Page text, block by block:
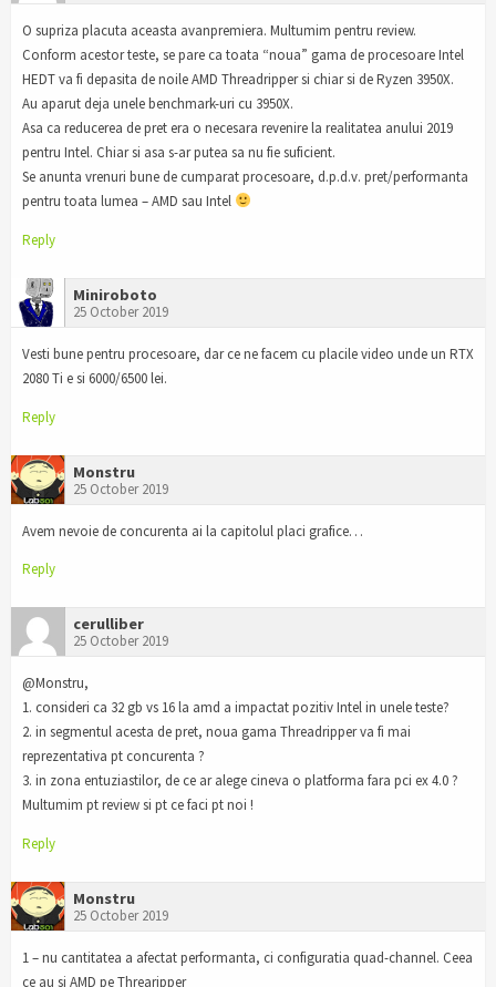
O supriza placuta aceasta avanpremiera. Multumim pentru review.
Conform acestor teste, se pare ca toata “noua” gama de procesoare Intel
HEDT va fi depasita de noile AMD Threadripper si chiar si de Ryzen 3950X.
Au aparut deja unele benchmark-uri cu 3950X.
Asa ca reducerea de pret era o necesara revenire la realitatea anului 2019
pentru Intel. Chiar si asa s-ar putea sa nu fie suficient.
Se anunta vrenuri bune de cumparat procesoare, d.p.d.v. pret/performanta
pentru toata lumea – AMD sau Intel
Reply
Miniroboto
25 October 2019
Vesti bune pentru procesoare, dar ce ne facem cu placile video unde un RTX
2080 Ti e si 6000/6500 lei.
Reply
Monstru
25 October 2019
Avem nevoie de concurenta ai la capitolul placi grafice…
Reply
cerulliber
25 October 2019
@Monstru,
1. consideri ca 32 gb vs 16 la amd a impactat pozitiv Intel in unele teste?
2. in segmentul acesta de pret, noua gama Threadripper va fi mai
reprezentativa pt concurenta ?
3. in zona entuziastilor, de ce ar alege cineva o platforma fara pci ex 4.0 ?
Multumim pt review si pt ce faci pt noi !
Reply
Monstru
25 October 2019
1 – nu cantitatea a afectat performanta, ci configuratia quad-channel. Ceea
ce au si AMD pe Threaripper